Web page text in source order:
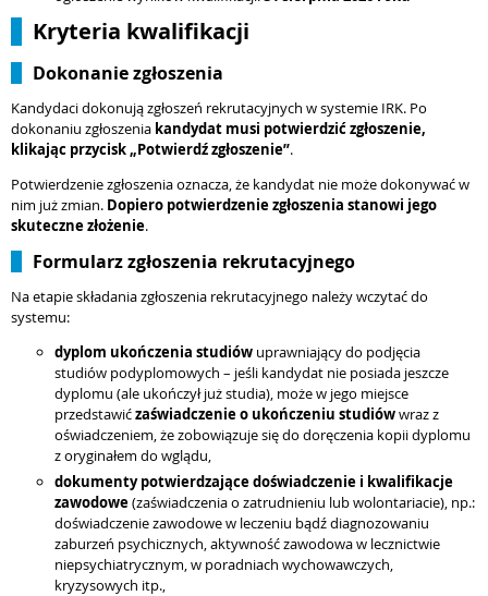
Kryteria kwalifikacji
Dokonanie zgłoszenia
Kandydaci dokonują zgłoszeń rekrutacyjnych w systemie IRK. Po
dokonaniu zgłoszenia kandydat musi potwierdzić zgłoszenie,
klikając przycisk „Potwierdź zgłoszenie”.
Potwierdzenie zgłoszenia oznacza, że kandydat nie może dokonywać w
nim już zmian. Dopiero potwierdzenie zgłoszenia stanowi jego
skuteczne złożenie.
Formularz zgłoszenia rekrutacyjnego
Na etapie składania zgłoszenia rekrutacyjnego należy wczytać do
systemu:
dyplom ukończenia studiów uprawniający do podjęcia
studiów podyplomowych – jeśli kandydat nie posiada jeszcze
dyplomu (ale ukończył już studia), może w jego miejsce
przedstawićzaświadczenie o ukończeniu studiówwraz z
oświadczeniem, że zobowiązuje się do doręczenia kopii dyplomu
z oryginałem do wglądu,
dokumenty potwierdzające doświadczenie i kwalifikacje
zawodowe(zaświadczenia o zatrudnieniu lub wolontariacie), np.:
doświadczenie zawodowe w leczeniu bądź diagnozowaniu
zaburzeń psychicznych, aktywność zawodowa w lecznictwie
niepsychiatrycznym, w poradniach wychowawczych,
kryzysowych itp.,